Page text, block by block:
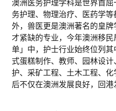
澳洲医务护理学科是世界首
务护理、物理治疗、医药学
外，兽医更是澳洲著名的皇
才紧缺的专业，今年澳洲移
单」中，护士行业始终位列
式蛋糕制作、教师、园林设
护、采矿工程、土木工程、
后不仅在澳洲发展良好，回港